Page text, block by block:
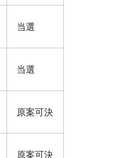
当選
当選
原案可決
原案可決